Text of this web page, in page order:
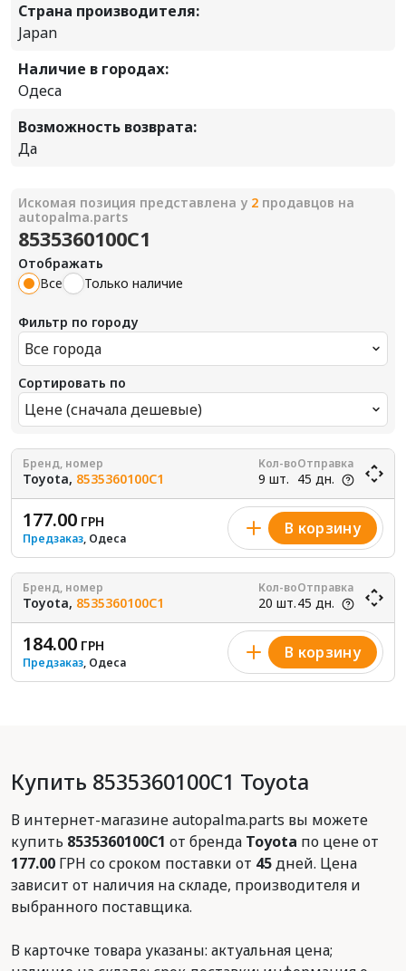
Страна производителя:
Japan
Наличие в городах:
Одеса
Возможность возврата:
Да
Искомая позиция представлена у 2 продавцов на
autopalma.parts
8535360100C1
Отображать
Все
Только наличие
Фильтр по городу
Все города
Сортировать по
Цене (сначала дешевые)
Бренд, номер
Toyota, 8535360100C1
Кол-во
9 шт.
Отправка
45 дн.
177.00 ГРН
Предзаказ, Одеса
В корзину
Бренд, номер
Toyota, 8535360100C1
Кол-во
20 шт.
Отправка
45 дн.
184.00 ГРН
Предзаказ, Одеса
В корзину
Купить 8535360100C1 Toyota
В интернет-магазине autopalma.parts вы можете
купить 8535360100C1 от бренда Toyota по цене от
177.00 ГРН со сроком поставки от 45дней. Цена
зависит от наличия на складе, производителя и
выбранного поставщика.
В карточке товара указаны: актуальная цена;